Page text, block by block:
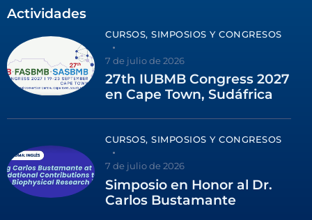
Actividades
CURSOS, SIMPOSIOS Y CONGRESOS
7 de julio de 2026
27th IUBMB Congress 2027
en Cape Town, Sudáfrica
CURSOS, SIMPOSIOS Y CONGRESOS
7 de julio de 2026
Simposio en Honor al Dr.
Carlos Bustamante